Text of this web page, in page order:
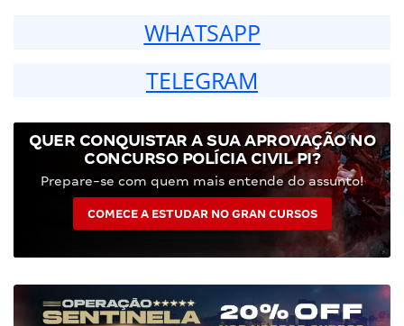
WHATSAPP
TELEGRAM
QUER CONQUISTAR A SUA APROVAÇÃO NO
CONCURSO POLÍCIA CIVIL PI?
Prepare-se com quem mais entende do assunto!
COMECE A ESTUDAR NO GRAN CURSOS